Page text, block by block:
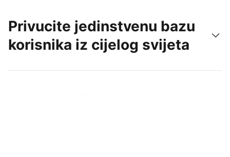
Privucite jedinstvenu bazu
korisnika iz cijelog svijeta
Doprite do novih gostiju već danas